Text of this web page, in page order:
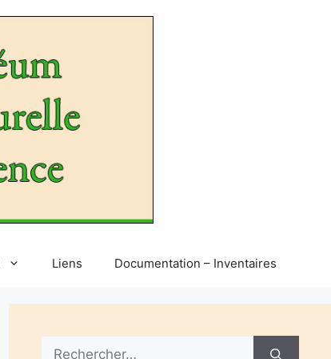
Liens Documentation – Inventaires
Rechercher :